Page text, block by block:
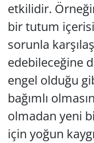
etkilidir.
bir tutum
sorunla
edebileceğine
engel olduğu
bağımlı
olmadan yeni
için yoğun